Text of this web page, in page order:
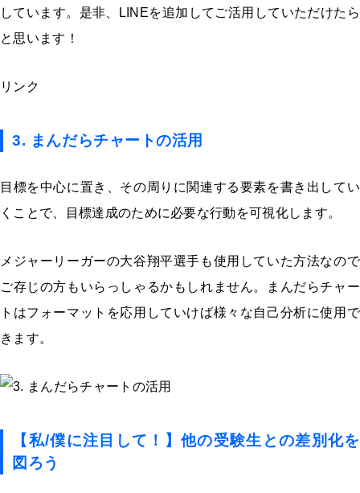
しています。是非、LINEを追加してご活用していただけたら
と思います！
リンク
3. まんだらチャートの活用
目標を中心に置き、その周りに関連する要素を書き出してい
くことで、目標達成のために必要な行動を可視化します。
メジャーリーガーの大谷翔平選手も使用していた方法なので
ご存じの方もいらっしゃるかもしれません。まんだらチャー
トはフォーマットを応用していけば様々な自己分析に使用で
きます。
【私/僕に注目して！】他の受験生との差別化を
図ろう